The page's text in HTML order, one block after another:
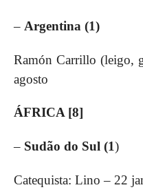
– Argentina (1)
Ramón Carrillo (leigo,
agosto
ÁFRICA [8]
– Sudão do Sul (1)
Catequista: Lino – 22